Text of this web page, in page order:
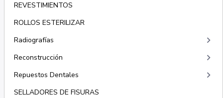
REVESTIMIENTOS
ROLLOS ESTERILIZAR
Radiografías
keyboard_arrow_right
Reconstrucción keyboard_arrow_right
Repuestos Dentales keyboard_arrow_right
SELLADORES DE FISURAS